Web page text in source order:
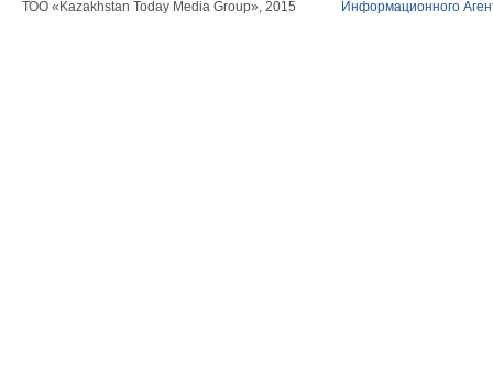
ТОО «Kazakhstan Today Media Group», 2015 Информационного